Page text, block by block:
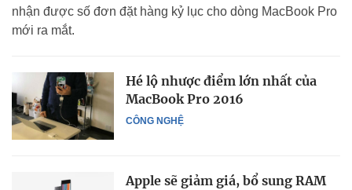
nhận được số đơn đặt hàng kỷ lục cho dòng MacBook Pro
mới ra mắt.
CÔNG NGHỆ
Hé lộ nhược điểm lớn nhất của
MacBook Pro 2016
Apple sẽ giảm giá, bổ sung RAM